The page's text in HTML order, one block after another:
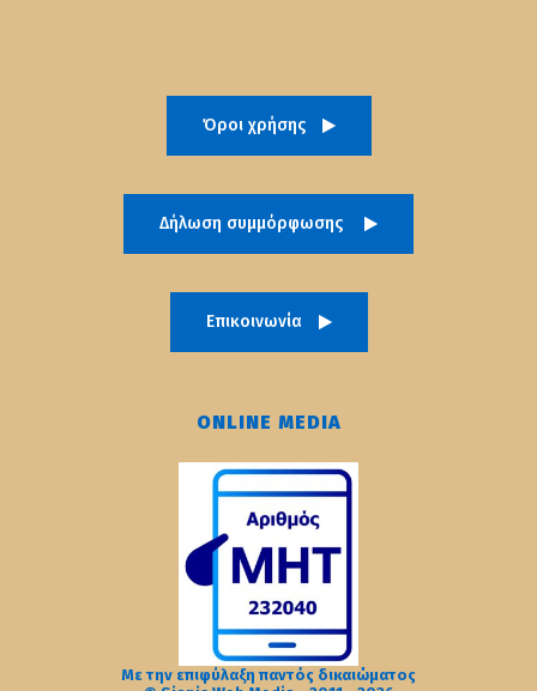
Όροι χρήσης
Δήλωση συμμόρφωσης
Επικοινωνία
ONLINE MEDIA
Με την επιφύλαξη παντός δικαιώματος